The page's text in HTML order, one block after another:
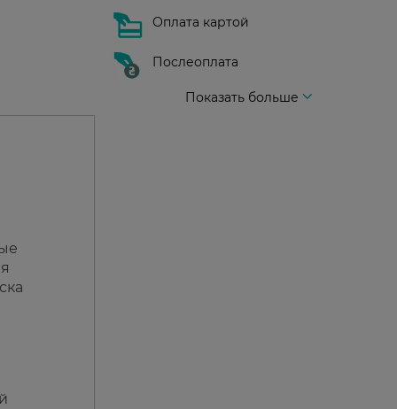
Оплата картой
Послеоплата
Показать больше